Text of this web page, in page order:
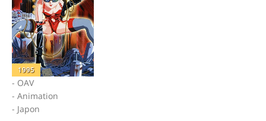
1995
- OAV
- Animation
- Japon